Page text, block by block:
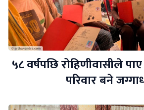
५८ वर्षपछि रोहिणीवासीले
परिवार बने